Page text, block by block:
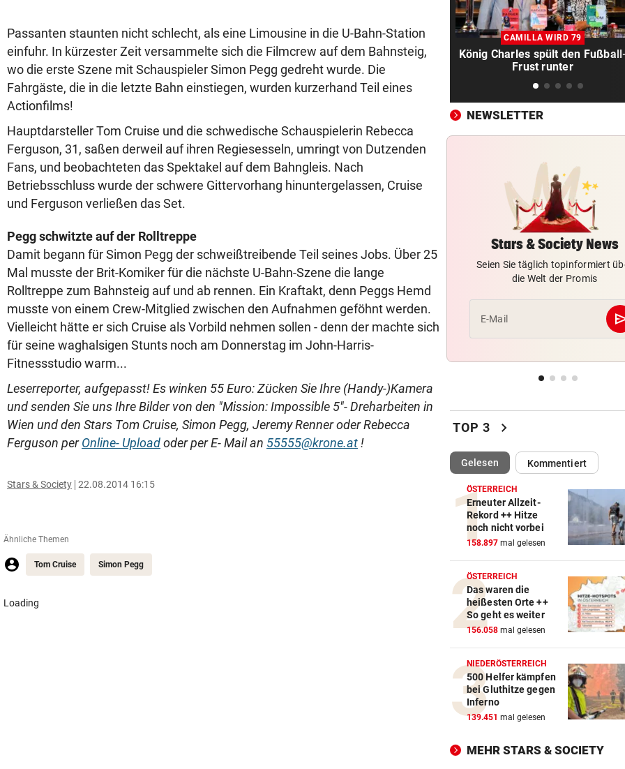
Passanten staunten nicht schlecht, als eine Limousine in die U-Bahn-Station
einfuhr. In kürzester Zeit versammelte sich die Filmcrew auf dem Bahnsteig,
wo die erste Szene mit Schauspieler Simon Pegg gedreht wurde. Die
Fahrgäste, die in die letzte Bahn einstiegen, wurden kurzerhand Teil eines
Actionfilms!
Hauptdarsteller Tom Cruise und die schwedische Schauspielerin Rebecca
Ferguson, 31, saßen derweil auf ihren Regiesesseln, umringt von Dutzenden
Fans, und beobachteten das Spektakel auf dem Bahngleis. Nach
Betriebsschluss wurde der schwere Gittervorhang hinuntergelassen, Cruise
und Ferguson verließen das Set.
Pegg schwitzte auf der Rolltreppe
Damit begann für Simon Pegg der schweißtreibende Teil seines Jobs. Über 25
Mal musste der Brit-Komiker für die nächste U-Bahn-Szene die lange
Rolltreppe zum Bahnsteig auf und ab rennen. Ein Kraftakt, denn Peggs Hemd
musste von einem Crew-Mitglied zwischen den Aufnahmen geföhnt werden.
Vielleicht hätte er sich Cruise als Vorbild nehmen sollen - denn der machte sich
für seine waghalsigen Stunts noch am Donnerstag im John-Harris-
Fitnessstudio warm...
Leserreporter, aufgepasst! Es winken 55 Euro: Zücken Sie Ihre (Handy-)Kamera
und senden Sie uns Ihre Bilder von den "Mission: Impossible 5"- Dreharbeiten in
Wien und den Stars Tom Cruise, Simon Pegg, Jeremy Renner oder Rebecca
Ferguson perOnline- Uploadoder per E- Mail an 55555@krone.at!
Stars & Society 22.08.2014 16:15
Ähnliche Themen
Tom Cruise Simon Pegg
Youngster Maxi
SEIT ANFANG 2023 vor
Lebensmittelpreise auf
Stand geklettert
Steirische ÖVP-Chefin
den Bundeskanzler
Verletzter Salzburg-Kicker:
Diagnose ist da!
SPRICHT ÜBER FAMILIE
Royale Ehekrise? Das sagt
Ehemann von Beatrice
„MONSTER-EINSATZ“
PSG WARTET SCHON vor
Thailand: Teenager richtete
Blutbad in Schule an
DAS SAGEN DIE LESER
Stocker-Sager:
sondergleichen!“
„IST NICHT SICHER“ vor
Kinderverbot in Studio: Viel
für Betreiberin
ERHÖHTE WERTE: vor
Der nächste Badesee muss
geschlossen werden
SCHWIMM-EM IN PARIS
Halbfinal-Aus für Luca Karl
K.o.-Sprintbewerb
„KANN DAS JEMAND ...“ vor
Braathen ausflippen
CAMILLA WIRD 79
König Charles spült den
Frust runter
NEWSLETTER
Stars & Society News
Seien Sie täglich topinformiert
die Welt der Promis
E-Mail
TOP 3 chevron_right
Gelesen(ausgewählt)Kommentiert
ÖSTERREICH
Erneuter Allzeit-
Rekord ++ Hitze
noch nicht vorbei
158.897 mal gelesen
ÖSTERREICH
Das waren die
heißesten Orte ++
So geht es weiter
156.058 mal gelesen
NIEDERÖSTERREICH
500 Helfer kämpfen
bei Gluthitze gegen
Inferno
139.451 mal gelesen
MEHR STARS & SOCIETY